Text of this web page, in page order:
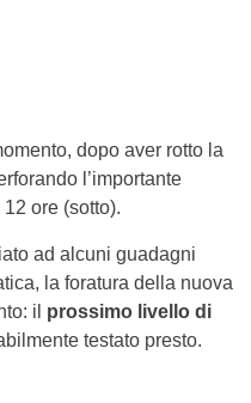
dopo aver rotto la
l’importante
ore (sotto).
ad alcuni guadagni
la foratura della nuova
il prossimo livello di
testato presto.